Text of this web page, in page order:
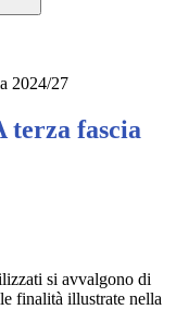
2024/27
terza fascia
si avvalgono di
finalità illustrate nella